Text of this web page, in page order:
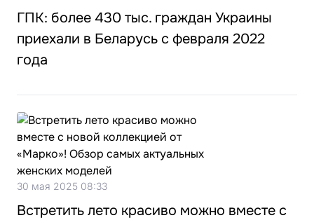
ГПК: более 430 тыс. граждан Украины
приехали в Беларусь с февраля 2022
года
30 мая 2025 08:33
Встретить лето красиво можно вместе с